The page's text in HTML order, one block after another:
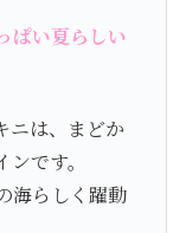
ぱい夏らしい
ニは、まどか
です。
海らしく躍動